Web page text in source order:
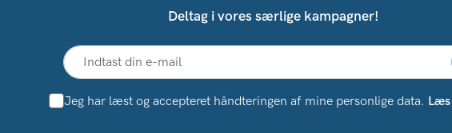
Deltag i vores særlige kampagner!
Jeg har læst og accepteret håndteringen af ​​mine personlige data.